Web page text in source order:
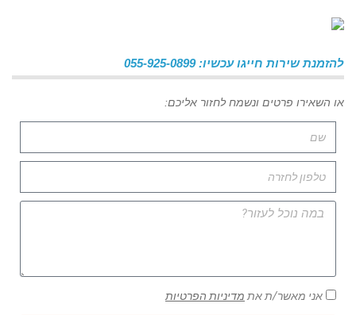
להזמנת שירות חייגו עכשיו: 055-925-0899
או השאירו פרטים ונשמח לחזור אליכם:
אני מאשר/ת את מדיניות הפרטיות